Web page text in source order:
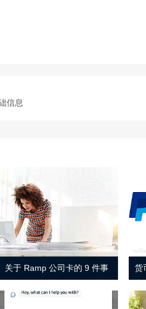
信息
关于 Ramp 公司卡的 9 件事 货